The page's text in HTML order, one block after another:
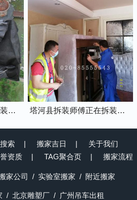
塔河县吊装师傅正在吊装物品上楼 塔河县拆装师傅正在拆装家具
索 搬家吉日
关于我们
资质 TAG聚合页 搬家流程
家公司 实验室搬家 附近搬家
北京雕塑厂 广州吊车出租